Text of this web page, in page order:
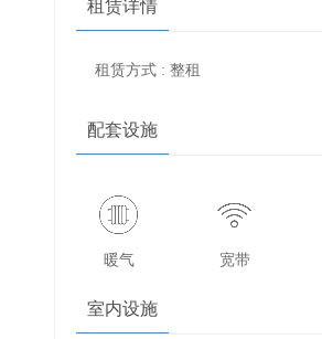
租赁详情
租赁方式 : 整租
配套设施
暖气 宽带
室内设施